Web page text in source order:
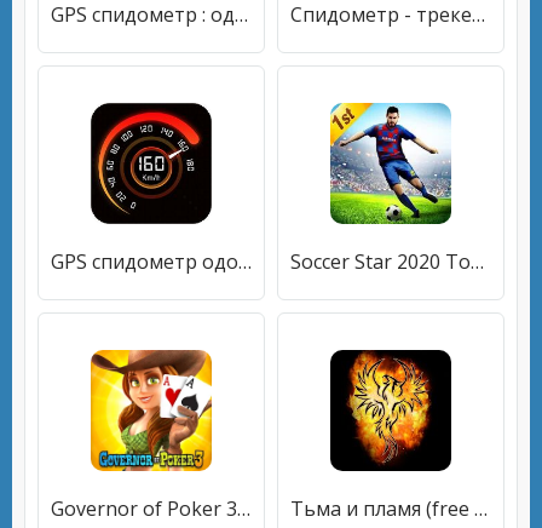
GPS спидометр : одометр, также скорость трекер Спидометр - трекер скорости, дальномер, одометр
GPS спидометр одометр Soccer Star 2020 Top Leagues: футбольная игра
Governor of Poker 3 - Texas Тьма и пламя (free to play)